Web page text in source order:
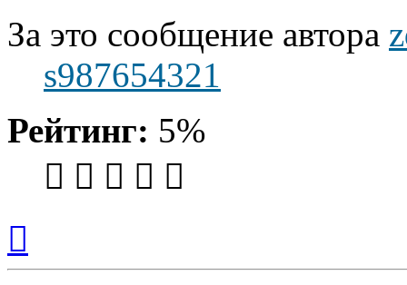
За это сообщение автора
s987654321
Рейтинг: 5%
началу